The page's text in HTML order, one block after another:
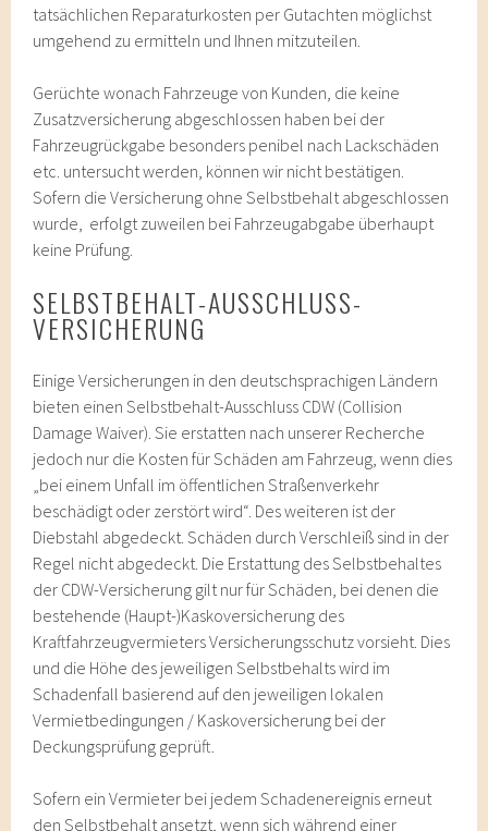
tatsächlichen Reparaturkosten per Gutachten möglichst
umgehend zu ermitteln und Ihnen mitzuteilen.
Gerüchte wonach Fahrzeuge von Kunden, die keine
Zusatzversicherung abgeschlossen haben bei der
Fahrzeugrückgabe besonders penibel nach Lackschäden
etc. untersucht werden, können wir nicht bestätigen.
Sofern die Versicherung ohne Selbstbehalt abgeschlossen
wurde, erfolgt zuweilen bei Fahrzeugabgabe überhaupt
keine Prüfung.
SELBSTBEHALT-AUSSCHLUSS-
VERSICHERUNG
Einige Versicherungen in den deutschsprachigen Ländern
bieten einen Selbstbehalt-Ausschluss CDW (Collision
Damage Waiver). Sie erstatten nach unserer Recherche
jedoch nur die Kosten für Schäden am Fahrzeug, wenn dies
„bei einem Unfall im öffentlichen Straßenverkehr
beschädigt oder zerstört wird“. Des weiteren ist der
Diebstahl abgedeckt. Schäden durch Verschleiß sind in der
Regel nicht abgedeckt. Die Erstattung des Selbstbehaltes
der CDW-Versicherung gilt nur für Schäden, bei denen die
bestehende (Haupt-)Kaskoversicherung des
Kraftfahrzeugvermieters Versicherungsschutz vorsieht. Dies
und die Höhe des jeweiligen Selbstbehalts wird im
Schadenfall basierend auf den jeweiligen lokalen
Vermietbedingungen / Kaskoversicherung bei der
Deckungsprüfung geprüft.
Sofern ein Vermieter bei jedem Schadenereignis erneut
den Selbstbehalt ansetzt, wenn sich während einer